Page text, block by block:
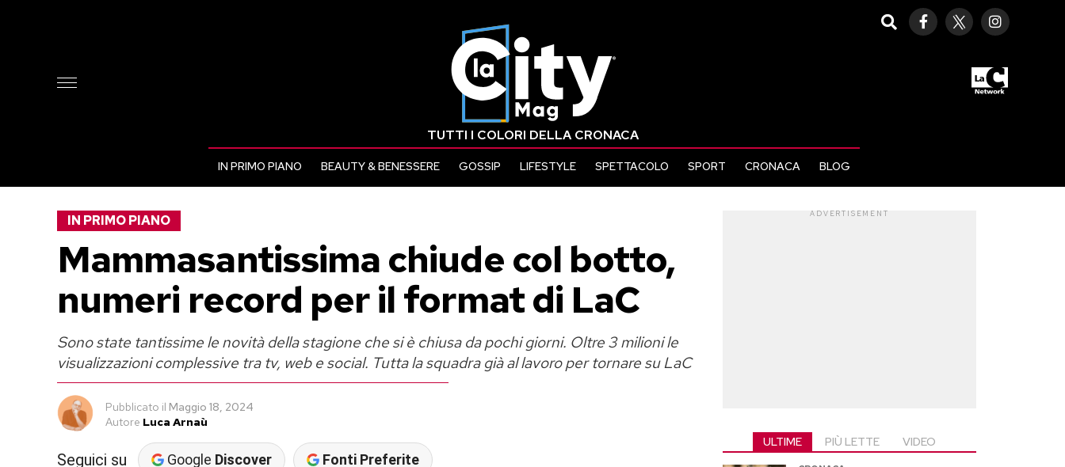
TUTTI I COLORI DELLA CRONACA
IN PRIMO PIANO BEAUTY & BENESSERE GOSSIP LIFESTYLE SPETTACOLO SPORT CRONACA BLOG
IN PRIMO PIANO
Mammasantissima chiude col botto,
numeri record per il format di LaC
Sono state tantissime le novità della stagione che si è chiusa da pochi giorni. Oltre 3 milioni le
visualizzazioni complessive tra tv, web e social. Tutta la squadra già al lavoro per tornare su LaC
Pubblicato il Maggio 18, 2024
Autore Luca Arnaù
Seguici su Google Discover Fonti Preferite
ADVERTISEMENT
ULTIME PIÙ LETTE VIDEO